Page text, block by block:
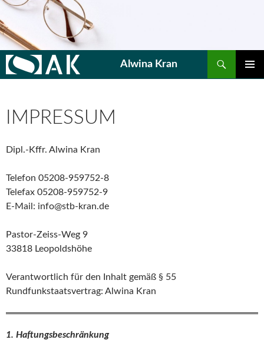
Alwina Kran
Suchen
SPRINGE
IMPRESSUM
Dipl.-Kffr. Alwina Kran
Telefon 05208-959752-8
Telefax 05208-959752-9
E-Mail: info@stb-kran.de
Pastor-Zeiss-Weg 9
33818 Leopoldshöhe
Verantwortlich für den Inhalt gemäß § 55
Rundfunkstaatsvertrag: Alwina Kran
1. Haftungsbeschränkung